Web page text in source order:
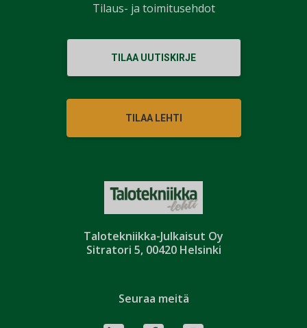
Talotekniikka-Julkaisut Oy
Sitratori 5, 00420 Helsinki
TILAA UUTISKIRJE
TILAA LEHTI
Seuraa meitä
Tilaus- ja toimitusehdot